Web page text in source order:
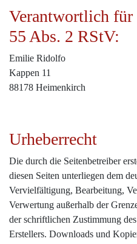
Verantwortlich für
55 Abs. 2 RStV:
Emilie Ridolfo
Kappen 11
88178 Heimenkirch
Urheberrecht
Die durch die Seitenbetreiber
diesen Seiten unterliegen dem
Vervielfältigung, Bearbeitung,
Verwertung außerhalb der
der schriftlichen Zustimmung
Erstellers. Downloads und